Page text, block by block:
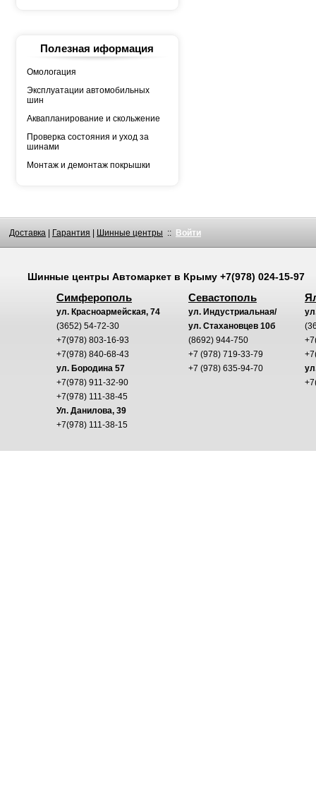
Росава
Полезная иформация
Омологация
Эксплуатации автомобильных
шин
Аквапланирование и скольжение
Проверка состояния и уход за
шинами
Монтаж и демонтаж покрышки
Доставка Гарантия Шинные центры :: Войти
Шинные центры Автомаркетв Крыму +7(978) 024-15-97
Симферополь
ул. Красноармейская, 74
(3652) 54-72-30
+7(978) 803-16-93
+7(978) 840-68-43
ул. Бородина 57
+7(978) 911-32-90
+7(978) 111-38-45
Ул. Данилова, 39
+7(978) 111-38-15
Севастополь
ул. Индустриальная/
ул. Стахановцев 10б
(8692) 944-750
+7 (978) 719-33-79
+7 (978) 635-94-70